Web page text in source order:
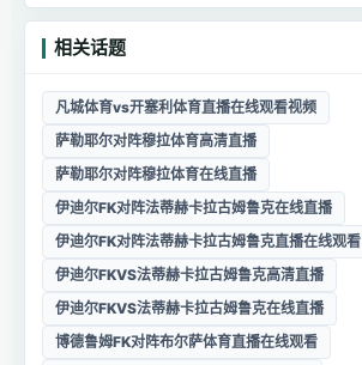
相关话题
凡城体育vs开塞利体育直播在线观看视频
萨勒耶尔对阵穆拉体育高清直播
萨勒耶尔对阵穆拉体育在线直播
伊迪尔FK对阵法蒂赫卡拉古姆鲁克在线直播
伊迪尔FK对阵法蒂赫卡拉古姆鲁克直播在线观看
伊迪尔FKVS法蒂赫卡拉古姆鲁克高清直播
伊迪尔FKVS法蒂赫卡拉古姆鲁克在线直播
博德鲁姆FK对阵布尔萨体育直播在线观看